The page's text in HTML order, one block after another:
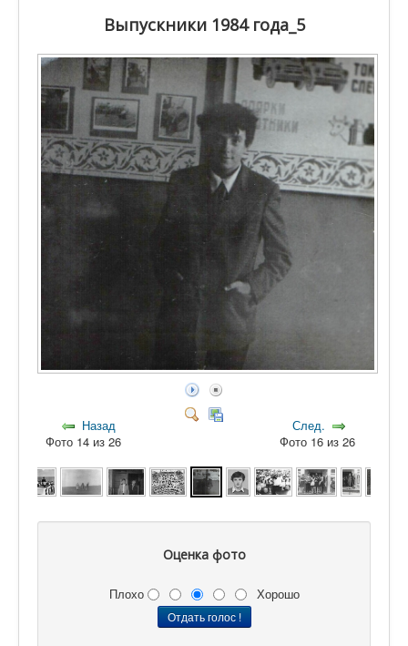
Знаменитые люди
Выпускники 1984 года_5
Назад
Фото 14 из 26
След.
Фото 16 из 26
Оценка фото
Плохо Хорошо